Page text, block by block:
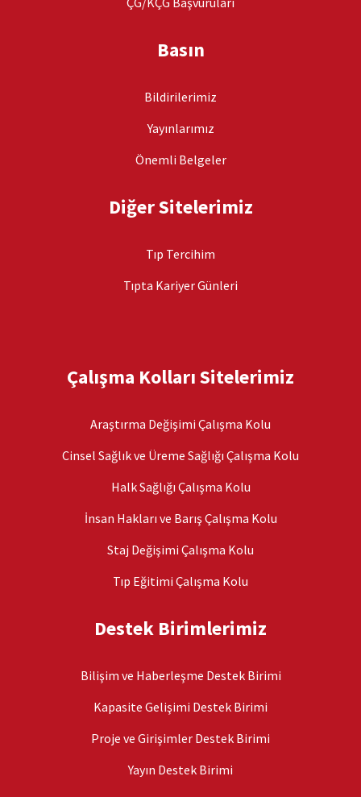
Basın
Bildirilerimiz
Yayınlarımız
Önemli Belgeler
Diğer Sitelerimiz
Tıp Tercihim
Tıpta Kariyer Günleri
Çalışma Kolları Sitelerimiz
Araştırma Değişimi Çalışma Kolu
Cinsel Sağlık ve Üreme Sağlığı Çalışma Kolu
Halk Sağlığı Çalışma Kolu
İnsan Hakları ve Barış Çalışma Kolu
Staj Değişimi Çalışma Kolu
Tıp Eğitimi Çalışma Kolu
Destek Birimlerimiz
Bilişim ve Haberleşme Destek Birimi
Kapasite Gelişimi Destek Birimi
Proje ve Girişimler Destek Birimi
Yayın Destek Birimi